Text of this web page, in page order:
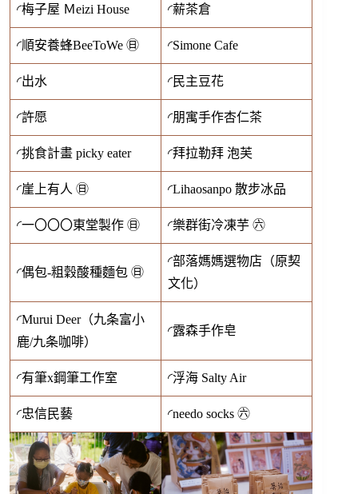
◜梅子屋 Ｍeizi House ◜薪茶倉
◜順安養蜂BeeToWe ㊐ ◜Simone Cafe
◜出水 ◜民主豆花
◜許愿 ◜朋寓手作杏仁茶
◜挑食計畫 picky eater ◜拜拉勒拜 泡芙
◜崖上有人 ㊐ ◜Lihaosanpo 散步冰品
◜一〇〇〇東堂製作 ㊐ ◜樂群街冷凍芋 ㊅
◜偶包-粗穀酸種麵包 ㊐
◜部落媽媽選物店（原契
文化）
◜Murui Deer（九条富小
鹿/九条咖啡）
◜露森手作皂
◜有筆x鋼筆工作室 ◜浮海 Salty Air
◜忠信民藝 ◜needo socks ㊅